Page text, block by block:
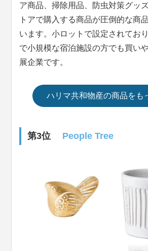
ア商品、掃除用品、防虫対策グッ
トアで購入する商品が圧倒的な商
います。小ロットで設定されてお
で小規模な宿泊施設の方でも買い
展企業です。
ハリマ共和物産の商品をも
第3位 People Tree